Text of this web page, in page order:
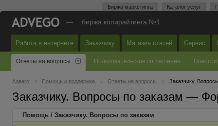
Биржа маркетинга Каталог услуг
— биржа копирайтинга №1
Работа в интернете Заказчику Магазин статей Сервис
Ответы на вопросы Пользовательское соглашение Новости
Адвего Помощь и поддержка Ответы на вопросы Заказчику.
Заказчику. Вопросы по заказам —
Помощь / Заказчику. Вопросы по заказам